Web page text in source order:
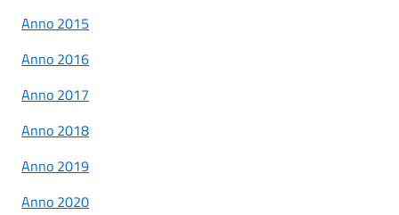
Anno 2015
Anno 2016
Anno 2017
Anno 2018
Anno 2019
Anno 2020